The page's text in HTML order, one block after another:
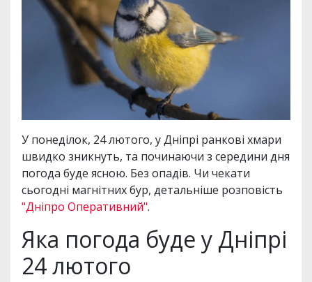
У понеділок, 24 лютого, у Дніпрі ранкові хмари
швидко зникнуть, та починаючи з середини дня
погода буде ясною. Без опадів. Чи чекати
сьогодні магнітних бур, детальніше розповість
"Дніпро Оперативний".
Яка погода буде у Дніпрі
24 лютого